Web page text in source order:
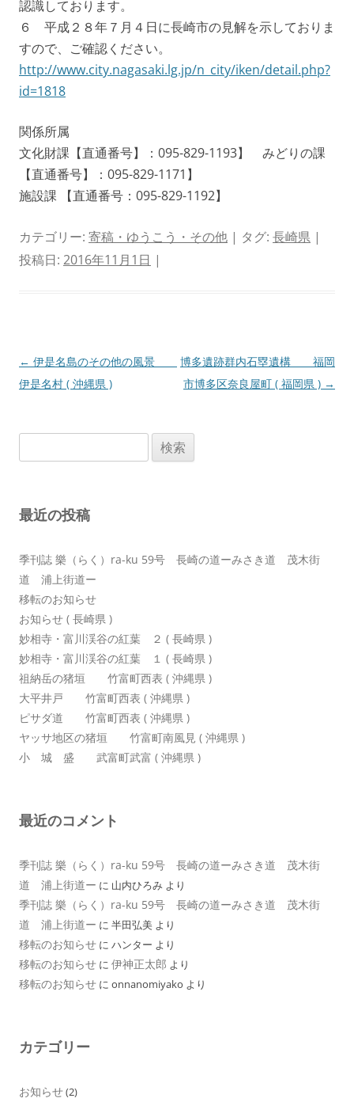
認識しております。
６ 平成２８年７月４日に長崎市の見解を示しておりま
すので、ご確認ください。
http://www.city.nagasaki.lg.jp/n_city/iken/detail.php?
id=1818
関係所属
文化財課【直通番号】：095-829-1193】 みどりの課
【直通番号】：095-829-1171】
施設課 【直通番号：095-829-1192】
カテゴリー: 寄稿・ゆうこう・その他 | タグ: 長崎県 |
投稿日: 2016年11月1日 |
投
稿
ョ
← 伊是名島のその他の風景
伊是名村 ( 沖縄県 )
博多遺跡群内石塁遺構 福岡
市博多区奈良屋町 ( 福岡県 ) →
索:
最近の投稿
季刊誌 樂（らく）ra-ku 59号 長崎の道ーみさき道 茂木街
道 浦上街道ー
移転のお知らせ
お知らせ ( 長崎県 )
妙相寺・富川渓谷の紅葉 ２ ( 長崎県 )
妙相寺・富川渓谷の紅葉 １ ( 長崎県 )
祖納岳の猪垣 竹富町西表 ( 沖縄県 )
大平井戸 竹富町西表 ( 沖縄県 )
ピサダ道 竹富町西表 ( 沖縄県 )
ヤッサ地区の猪垣 竹富町南風見 ( 沖縄県 )
小 城 盛 武富町武富 ( 沖縄県 )
最近のコメント
季刊誌 樂（らく）ra-ku 59号 長崎の道ーみさき道 茂木街
道 浦上街道ー に 山内ひろみ より
季刊誌 樂（らく）ra-ku 59号 長崎の道ーみさき道 茂木街
道 浦上街道ー に 半田弘美 より
移転のお知らせ に ハンター より
移転のお知らせ に 伊神正太郎 より
移転のお知らせ に onnanomiyako より
カテゴリー
お知らせ(2)